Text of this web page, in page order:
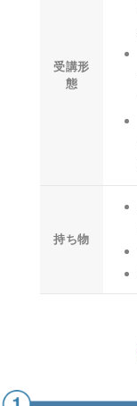
受講形
態
持ち物